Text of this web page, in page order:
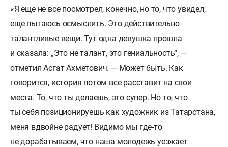
«Я еще не все посмотрел, конечно, но то, что увидел,
еще пытаюсь осмыслить. Это действительно
талантливые вещи. Тут одна девушка прошла
и сказала: „Это не талант, это гениальность“, —
отметил Асгат Ахметович. — Может быть. Как
говорится, история потом все расставит на свои
места. То, что ты делаешь, это супер. Но то, что
ты себя позиционируешь как художник из Татарстана,
меня вдвойне радует! Видимо мы где-то
не дорабатываем, что наша молодежь уезжает